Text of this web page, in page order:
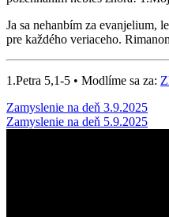
Ja sa nehanbím za evanjelium,
pre každého veriaceho.
1.Petra 5,1-5 • Modlíme sa za:
Post
navigation
Zamyslenie na deň 3.9.2025
Zamyslenie na deň 5.9.2025